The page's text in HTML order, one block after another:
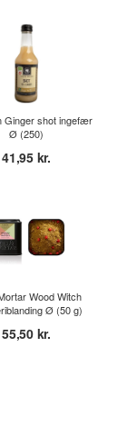
Ginger shot ingefær
Ø (250)
41,95 kr.
Wood Witch
Ø (50 g)
55,50 kr.